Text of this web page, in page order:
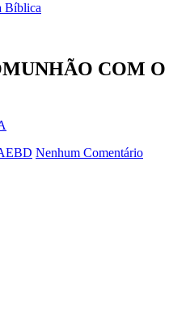
Bíblica
COM O
Nenhum Comentário